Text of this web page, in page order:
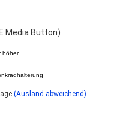
Media Button)
höher
(Ausland abweichend)